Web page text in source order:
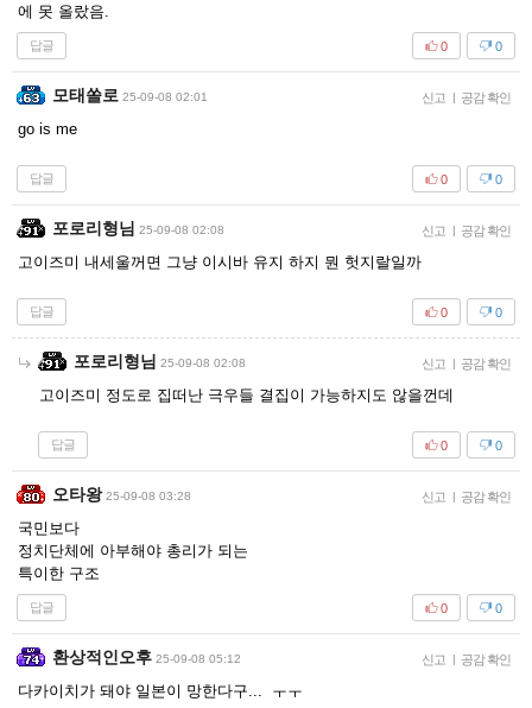
에 못 올랐음.
답글 0
0
모태쏠로 25-09-08 02:01 신고 | 공감 확인
go is me
답글 0
0
포로리형님 25-09-08 02:08 신고 | 공감 확인
고이즈미 내세울꺼면 그냥 이시바 유지 하지 뭔 헛지랄일까
답글 0
0
포로리형님 25-09-08 02:08 신고 | 공감 확인
고이즈미 정도로 집떠난 극우들 결집이 가능하지도 않을껀데
답글 0
0
오타왕 25-09-08 03:28 신고 | 공감 확인
국민보다
정치단체에 아부해야 총리가 되는
특이한 구조
답글 0
0
환상적인오후 25-09-08 05:12 신고 | 공감 확인
다카이치가 돼야 일본이 망한다구... ㅜㅜ